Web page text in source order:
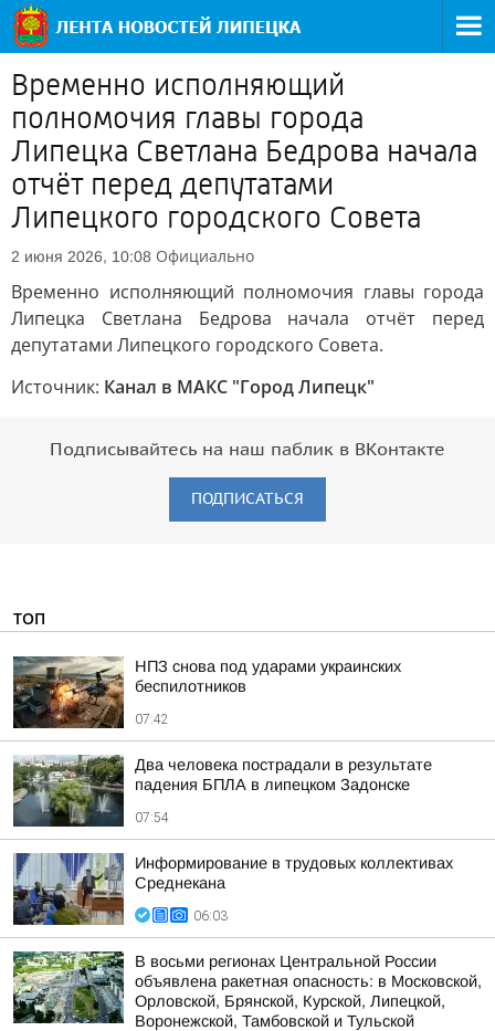
Временно исполняющий
полномочия главы города
Липецка Светлана Бедрова начала
отчёт перед депутатами
Липецкого городского Совета
2 июня 2026, 10:08 Официально
Временно исполняющий полномочия главы города
Липецка Светлана Бедрова начала отчёт перед
депутатами Липецкого городского Совета.
Источник: Канал в МАКС "Город Липецк"
Подписывайтесь на наш паблик в ВКонтакте
ПОДПИСАТЬСЯ
ТОП
НПЗ снова под ударами украинских
беспилотников
07:42
Два человека пострадали в результате
падения БПЛА в липецком Задонске
07:54
Информирование в трудовых коллективах
Среднекана
06:03
В восьми регионах Центральной России
объявлена ракетная опасность: в Московской,
Орловской, Брянской, Курской, Липецкой,
Воронежской, Тамбовской и Тульской